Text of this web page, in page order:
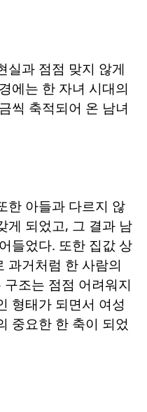
실과 점점 맞지 않게
에는 한 자녀 시대의
씩 축적되어 온 남녀
한 아들과 다르지 않
게 되었고, 그 결과 남
들었다. 또한 집값 상
과거처럼 한 사람의
조는 점점 어려워지
형태가 되면서 여성
중요한 한 축이 되었